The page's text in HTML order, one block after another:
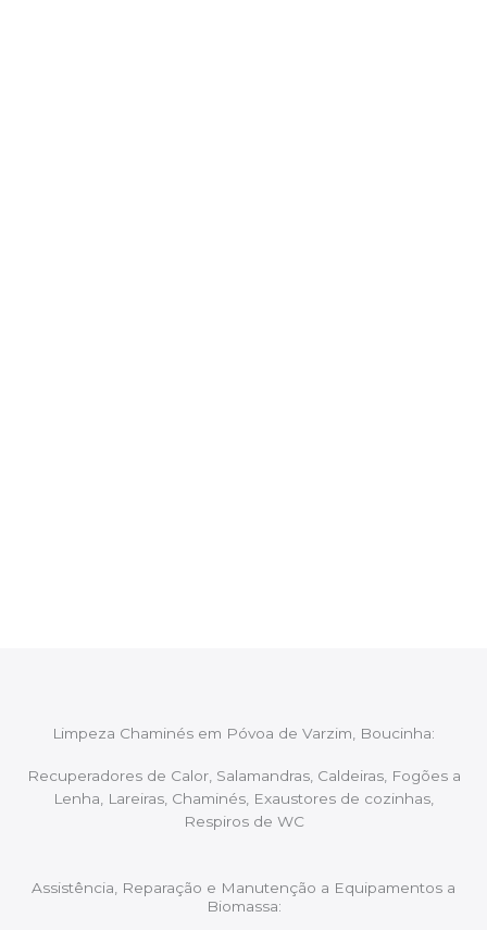
Limpeza Chaminés em Póvoa de Varzim, Boucinha:
Recuperadores de Calor, Salamandras, Caldeiras, Fogões a
Lenha, Lareiras, Chaminés, Exaustores de cozinhas,
Respiros de WC
Assistência, Reparação e Manutenção a Equipamentos a
Biomassa: